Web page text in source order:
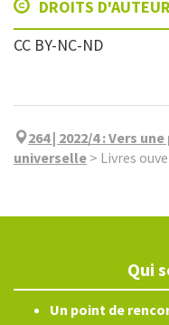
DROITS D'AUTEUR
CC BY-NC-ND
264 | 2022/4:Vers
universelle > Livres
Qui
Un point de